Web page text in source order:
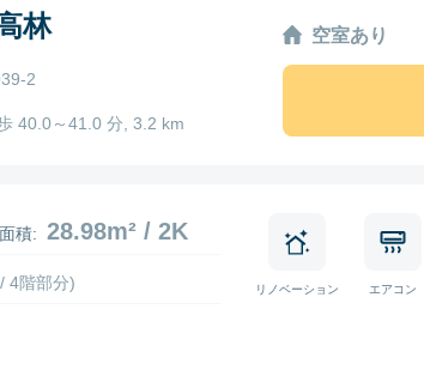
林
2
40.0～41.0 分, 3.2 km
空室あり
積: 28.98m² / 2K
4階部分) リノベーション エアコン